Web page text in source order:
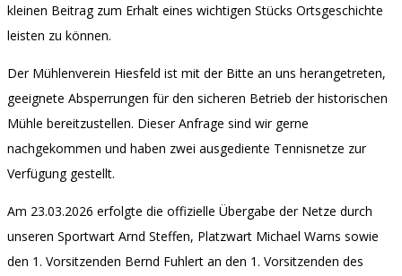
kleinen Beitrag zum Erhalt eines wichtigen Stücks Ortsgeschichte
leisten zu können.
Der Mühlenverein Hiesfeld ist mit der Bitte an uns herangetreten,
geeignete Absperrungen für den sicheren Betrieb der historischen
Mühle bereitzustellen. Dieser Anfrage sind wir gerne
nachgekommen und haben zwei ausgediente Tennisnetze zur
Verfügung gestellt.
Am 23.03.2026 erfolgte die offizielle Übergabe der Netze durch
unseren Sportwart Arnd Steffen, Platzwart Michael Warns sowie
den 1. Vorsitzenden Bernd Fuhlert an den 1. Vorsitzenden des